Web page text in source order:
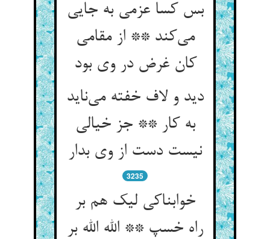
بس کسا عزمی به جایی
می‌کند ** از مقامی
کان غرض در وی بود
دید و لاف خفته می‌ناید
به کار ** جز خیالی
نیست دست از وی بدار
3235
خوابناکی لیک هم بر
راه خسپ ** الله الله بر